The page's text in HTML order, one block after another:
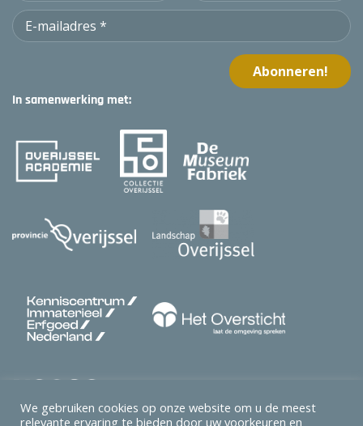
In samenwerking met:
We gebruiken cookies op onze website om u de meest
relevante ervaring te bieden door uw voorkeuren en